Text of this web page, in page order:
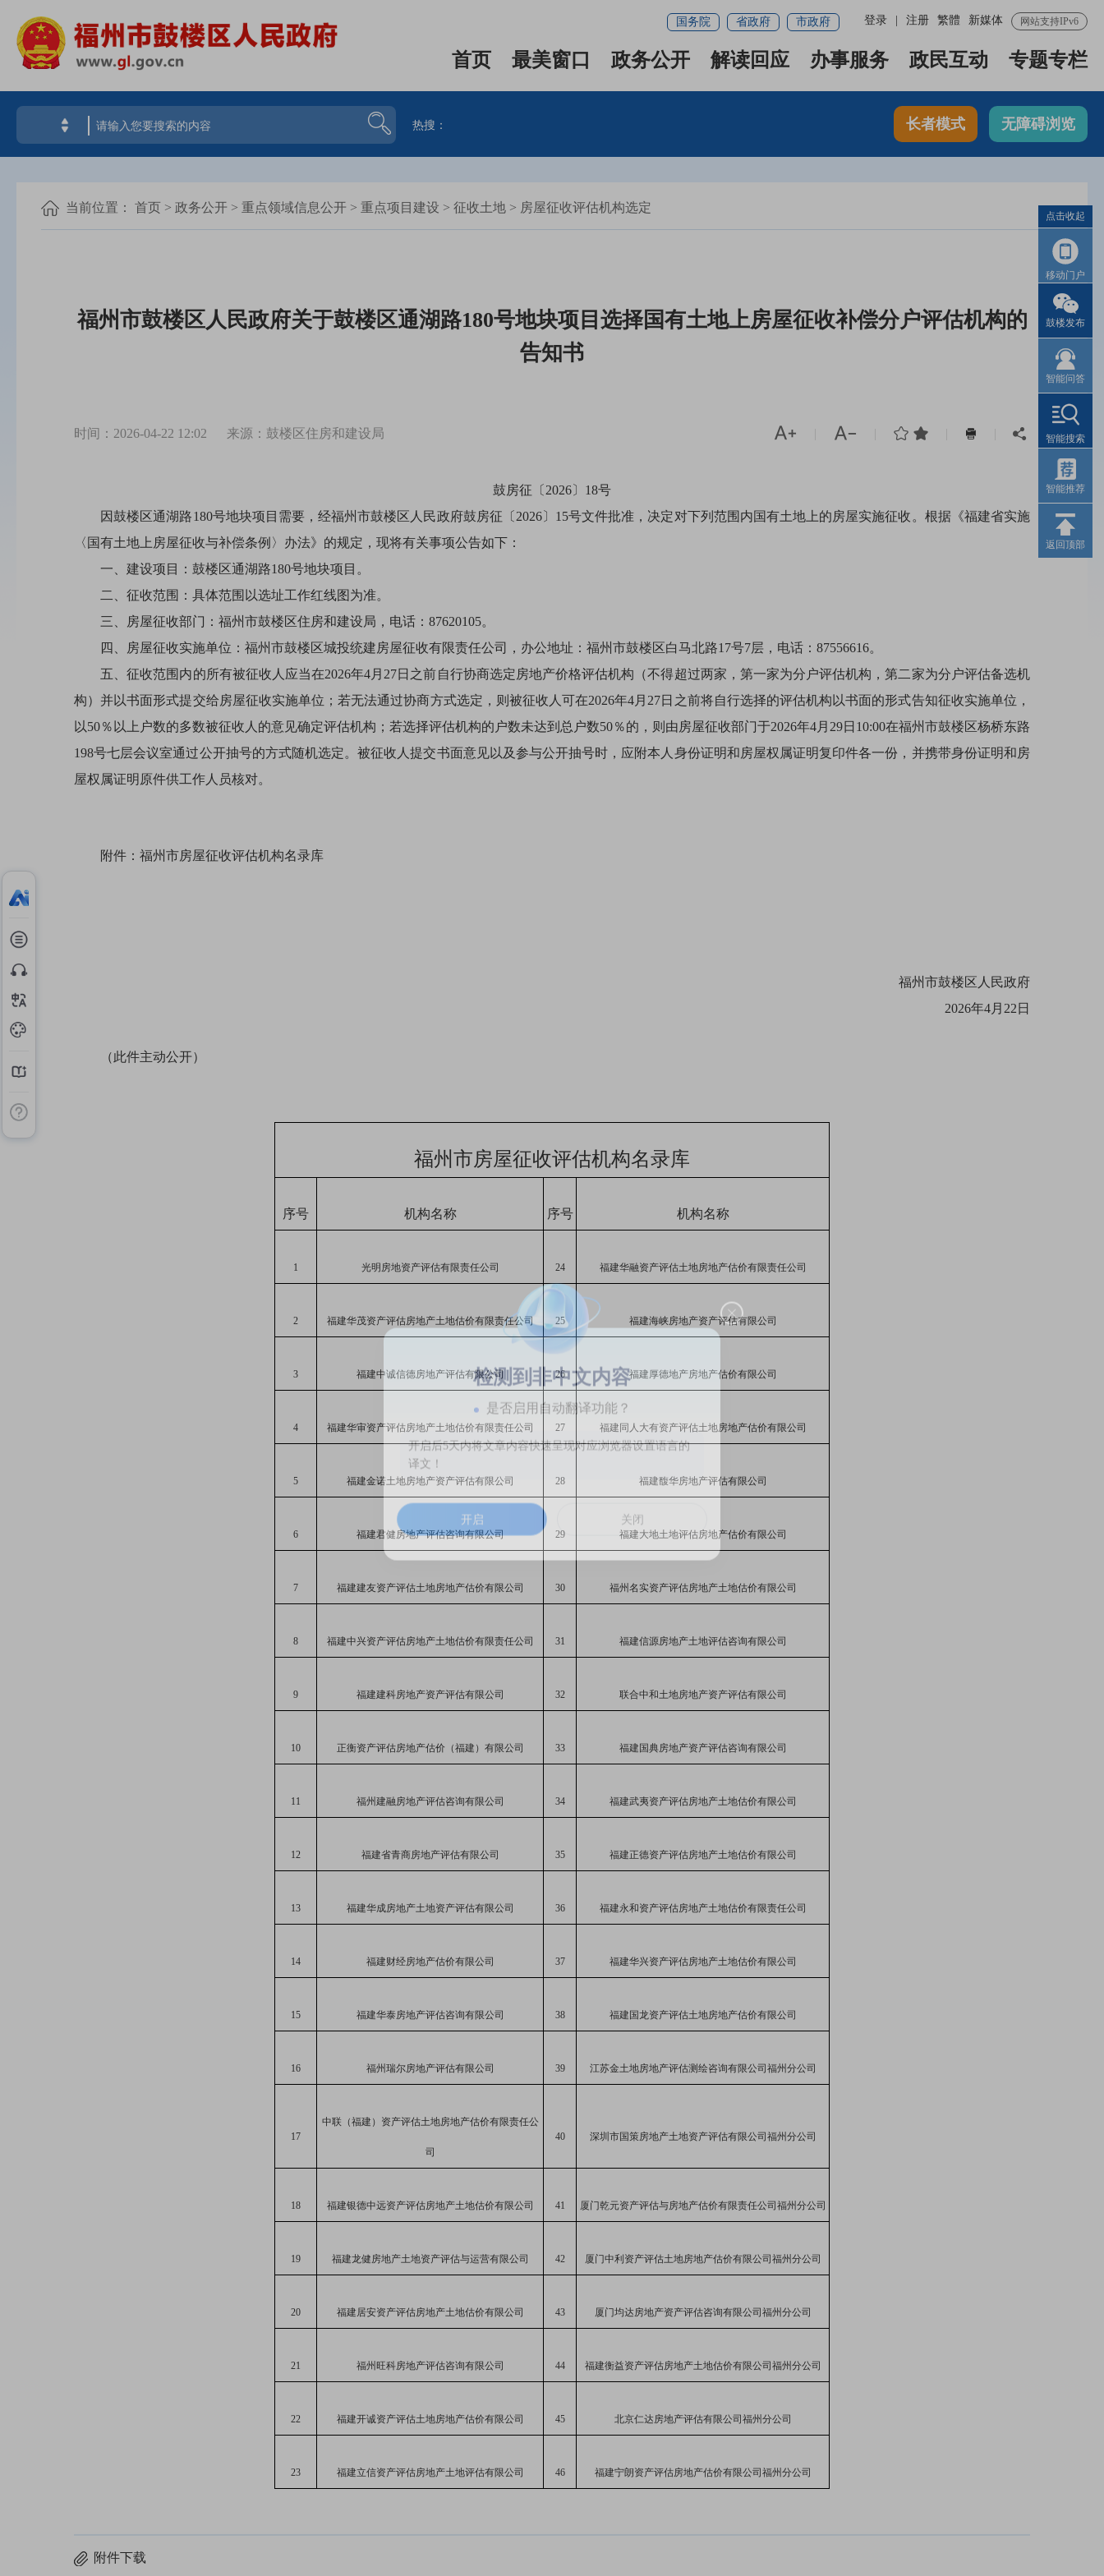
网站支持IPv6
新媒体
繁體
登录 注册
国务院 省政府 市政府
首页 最美窗口 政务公开 解读回应 办事服务 政民互动 专题专栏
热搜： 长者模式 无障碍浏览
当前位置： 首页 > 政务公开 > 重点领域信息公开 > 重点项目建设 > 征收土地 > 房屋征收评估机构选定
福州市鼓楼区人民政府关于鼓楼区通湖路180号地块项目选择国有土地上房屋征收补偿分户评估机构的
告知书
时间：2026-04-22 12:02 来源：鼓楼区住房和建设局      
鼓房征〔2026〕18号
因鼓楼区通湖路180号地块项目需要，经福州市鼓楼区人民政府鼓房征〔2026〕15号文件批准，决定对下列范围内国有土地上的房屋实施征收。根据《福建省实施
〈国有土地上房屋征收与补偿条例〉办法》的规定，现将有关事项公告如下：
一、建设项目：鼓楼区通湖路180号地块项目。
二、征收范围：具体范围以选址工作红线图为准。
三、房屋征收部门：福州市鼓楼区住房和建设局，电话：87620105。
四、房屋征收实施单位：福州市鼓楼区城投统建房屋征收有限责任公司，办公地址：福州市鼓楼区白马北路17号7层，电话：87556616。
五、征收范围内的所有被征收人应当在2026年4月27日之前自行协商选定房地产价格评估机构（不得超过两家，第一家为分户评估机构，第二家为分户评估备选机
构）并以书面形式提交给房屋征收实施单位；若无法通过协商方式选定，则被征收人可在2026年4月27日之前将自行选择的评估机构以书面的形式告知征收实施单位，
以50％以上户数的多数被征收人的意见确定评估机构；若选择评估机构的户数未达到总户数50％的，则由房屋征收部门于2026年4月29日10:00在福州市鼓楼区杨桥东路
198号七层会议室通过公开抽号的方式随机选定。被征收人提交书面意见以及参与公开抽号时，应附本人身份证明和房屋权属证明复印件各一份，并携带身份证明和房
屋权属证明原件供工作人员核对。
附件：福州市房屋征收评估机构名录库
福州市鼓楼区人民政府
2026年4月22日
（此件主动公开）
福州市房屋征收评估机构名录库
序号 机构名称 序号 机构名称
1 光明房地资产评估有限责任公司 24 福建华融资产评估土地房地产估价有限责任公司
2 福建华茂资产评估房地产土地估价有限责任公司 25 福建海峡房地产资产评估有限公司
3 福建中诚信德房地产评估有限公司 26 福建厚德地产房地产估价有限公司
4 福建华审资产评估房地产土地估价有限责任公司 27 福建同人大有资产评估土地房地产估价有限公司
5 福建金诺土地房地产资产评估有限公司 28 福建馥华房地产评估有限公司
6 福建君健房地产评估咨询有限公司 29 福建大地土地评估房地产估价有限公司
7 福建建友资产评估土地房地产估价有限公司 30 福州名实资产评估房地产土地估价有限公司
8 福建中兴资产评估房地产土地估价有限责任公司 31 福建信源房地产土地评估咨询有限公司
9 福建建科房地产资产评估有限公司 32 联合中和土地房地产资产评估有限公司
10 正衡资产评估房地产估价（福建）有限公司 33 福建国典房地产资产评估咨询有限公司
11 福州建融房地产评估咨询有限公司 34 福建武夷资产评估房地产土地估价有限公司
12 福建省青商房地产评估有限公司 35 福建正德资产评估房地产土地估价有限公司
13 福建华成房地产土地资产评估有限公司 36 福建永和资产评估房地产土地估价有限责任公司
14 福建财经房地产估价有限公司 37 福建华兴资产评估房地产土地估价有限公司
15 福建华泰房地产评估咨询有限公司 38 福建国龙资产评估土地房地产估价有限公司
16 福州瑞尔房地产评估有限公司 39 江苏金土地房地产评估测绘咨询有限公司福州分公司
17
中联（福建）资产评估土地房地产估价有限责任公
司
40 深圳市国策房地产土地资产评估有限公司福州分公司
18 福建银德中远资产评估房地产土地估价有限公司 41 厦门乾元资产评估与房地产估价有限责任公司福州分公司
19 福建龙健房地产土地资产评估与运营有限公司 42 厦门中利资产评估土地房地产估价有限公司福州分公司
20 福建居安资产评估房地产土地估价有限公司 43 厦门均达房地产资产评估咨询有限公司福州分公司
21 福州旺科房地产评估咨询有限公司 44 福建衡益资产评估房地产土地估价有限公司福州分公司
22 福建开诚资产评估土地房地产估价有限公司 45 北京仁达房地产评估有限公司福州分公司
23 福建立信资产评估房地产土地评估有限公司 46 福建宁朗资产评估房地产估价有限公司福州分公司
附件下载
点击收起
移动门户
鼓楼发布
智能问答
智能搜索
智能推荐
返回顶部
检测到非中文内容
是否启用自动翻译功能？
开启后5天内将文章内容快速呈现对应浏览器设置语言的
译文！
开启 关闭